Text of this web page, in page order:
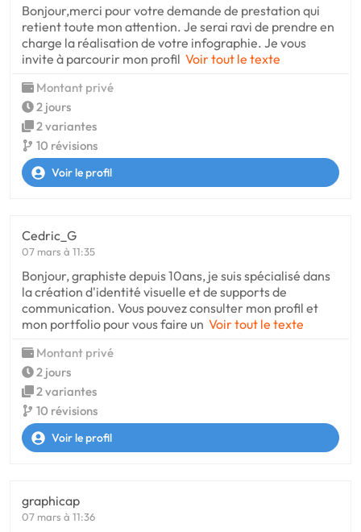
Bonjour,merci pour votre demande de prestation qui
retient toute mon attention. Je serai ravi de prendre en
charge la réalisation de votre infographie. Je vous
invite à parcourir mon profil Voir tout le texte
Montant privé
2 jours
2 variantes
10 révisions
Voir le profil
Cedric_G
07 mars à 11:35
Bonjour, graphiste depuis 10ans, je suis spécialisé dans
la création d'identité visuelle et de supports de
communication. Vous pouvez consulter mon profil et
mon portfolio pour vous faire un Voir tout le texte
Montant privé
2 jours
2 variantes
10 révisions
Voir le profil
graphicap
07 mars à 11:36